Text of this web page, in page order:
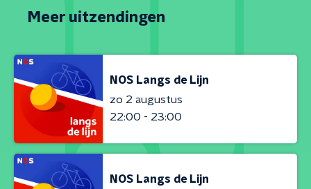
Meer uitzendingen
NOS Langs de Lijn
zo 2 augustus
22:00 - 23:00
NOS Langs de Lijn